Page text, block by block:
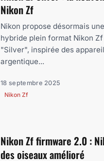
Nikon Zf
Nikon propose désormais
hybride plein format Nikon
"Silver", inspirée des
argentique...
18 septembre 2025
Nikon Zf
Nikon Zf firmware 2.0 :
des oiseaux amélioré